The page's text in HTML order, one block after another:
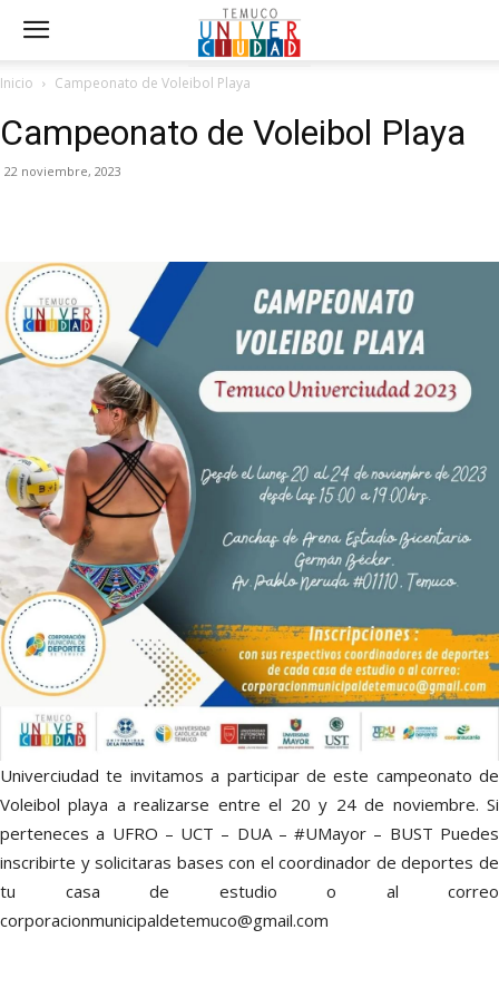
Inicio Campeonato de Voleibol Playa
Campeonato de Voleibol Playa
22 noviembre, 2023
Univerciudad te invitamos a participar de este campeonato de
Voleibol playa a realizarse entre el 20 y 24 de noviembre. Si
perteneces a UFRO – UCT – DUA – #UMayor – BUST Puedes
inscribirte y solicitaras bases con el coordinador de deportes de
tu casa de estudio o al correo
corporacionmunicipaldetemuco@gmail.com